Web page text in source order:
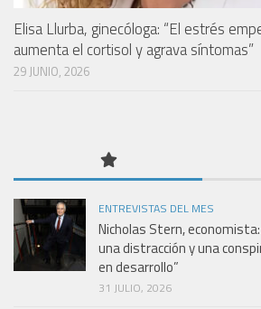
Elisa Llurba, ginecóloga: “El estrés
aumenta el cortisol y agrava síntomas”
29 JUNIO, 2026
ENTREVISTAS DEL MES
Nicholas Stern,
una distracción y una
en desarrollo”
31 JULIO, 2026